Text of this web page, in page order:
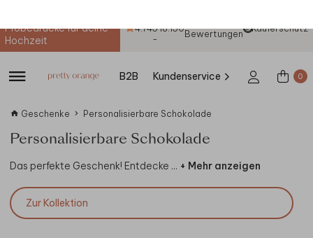
Hochzeit
-
Bewertungen
B2B Kundenservice 0
Geschenke Personalisierbare Schokolade
Personalisierbare Schokolade
Das perfekte Geschenk! Entdecke + Mehr anzeigen
Zur Kollektion